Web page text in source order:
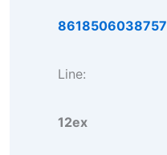
8618506038757
Line:
12ex